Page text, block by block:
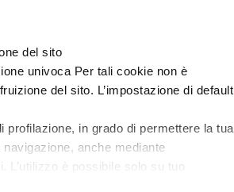
del sito
univoca Per tali cookie non è
del sito. L’impostazione di default
in grado di permettere la tua
anche mediante
L’utilizzo è possibile solo su tuo